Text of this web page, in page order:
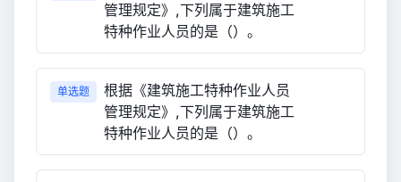
管理规定》,下列属于建筑施工
特种作业人员的是（）。
单选题
根据《建筑施工特种作业人员
管理规定》,下列属于建筑施工
特种作业人员的是（）。